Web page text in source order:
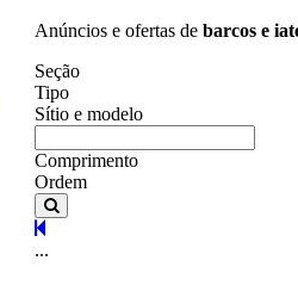
Anúncios e ofertas de barcos e
Seção
Tipo
Sítio e modelo
Comprimento
Ordem
...